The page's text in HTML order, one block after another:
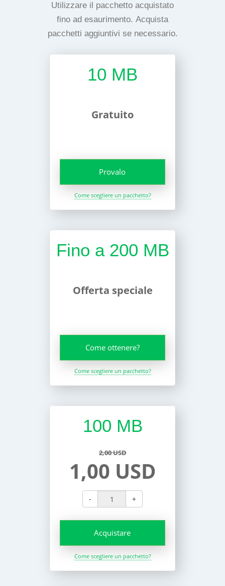
Utilizzare il pacchetto acquistato
fino ad esaurimento. Acquista
pacchetti aggiuntivi se necessario.
10 MB
Gratuito
Provalo
Come scegliere un pacchetto?
Fino a 200 MB
Offerta speciale
Come ottenere?
Come scegliere un pacchetto?
100 MB
2,00 USD
1,00 USD
- +
Acquistare
Come scegliere un pacchetto?